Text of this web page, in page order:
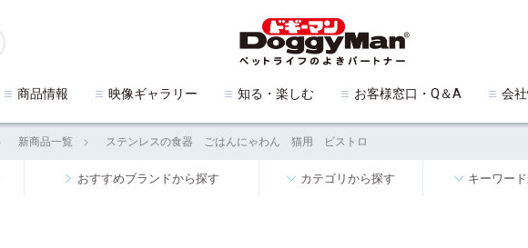
商品情報 映像ギャラリー 知る・楽しむ お客様窓口・Q＆A 会
新商品一覧 ステンレスの食器 ごはんにゃわん 猫用 ビストロ
おすすめブランドから探す カテゴリから探す キーワー